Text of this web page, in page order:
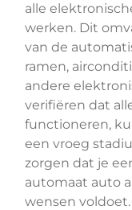
alle
werken. Dit
van de
ramen,
andere
verifiëren dat
functioneren,
een vroeg
zorgen dat je
automaat auto
wensen voldoet.